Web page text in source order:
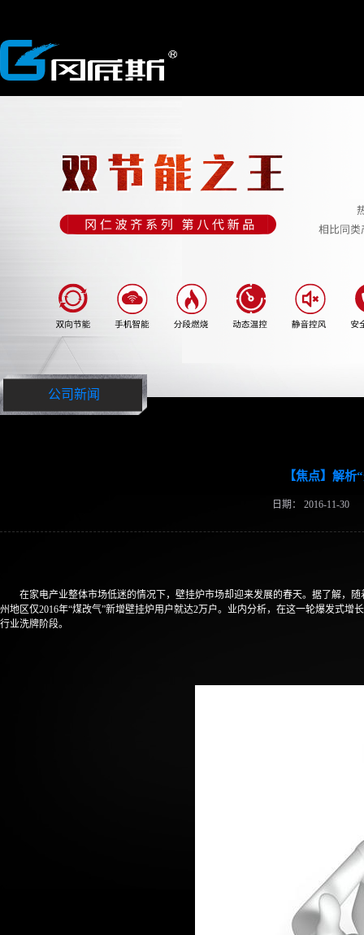
公司新闻
【焦点】解析
日期： 2016-11-30
在家电产业整体市场低迷的情况下，壁挂炉市场却迎来发展的春天。据了解，
州地区仅2016年“煤改气”新增壁挂炉用户就达2万户。业内分析，在这一轮爆发式
行业洗牌阶段。